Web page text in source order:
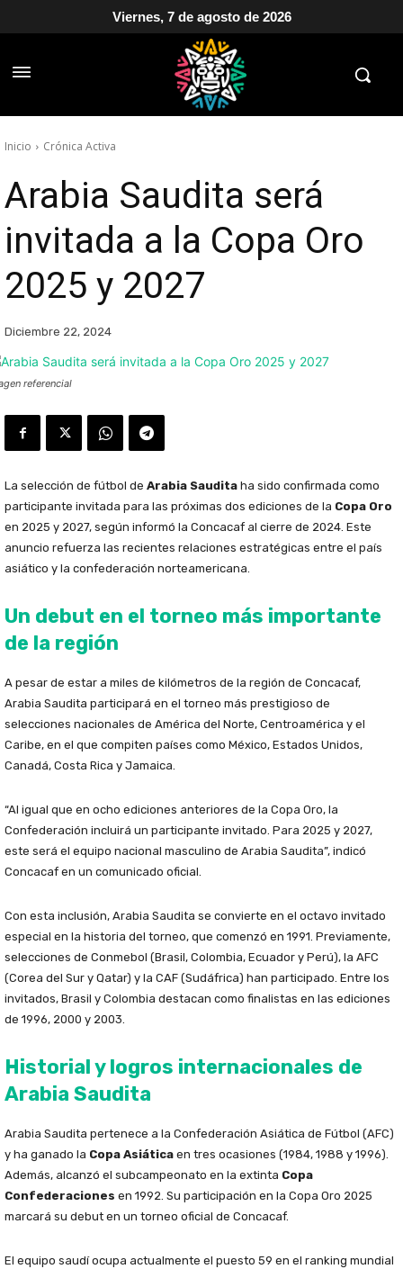
Viernes, 7 de agosto de 2026
Inicio Crónica Activa
Arabia Saudita será
invitada a la Copa Oro
2025 y 2027
Diciembre 22, 2024
referencial
La selección de fútbol de Arabia Saudita ha sido confirmada como
participante invitada para las próximas dos ediciones de la Copa Oro
en 2025 y 2027, según informó la Concacaf al cierre de 2024. Este
anuncio refuerza las recientes relaciones estratégicas entre el país
asiático y la confederación norteamericana.
Un debut en el torneo más importante
de la región
A pesar de estar a miles de kilómetros de la región de Concacaf,
Arabia Saudita participará en el torneo más prestigioso de
selecciones nacionales de América del Norte, Centroamérica y el
Caribe, en el que compiten países como México, Estados Unidos,
Canadá, Costa Rica y Jamaica.
“Al igual que en ocho ediciones anteriores de la Copa Oro, la
Confederación incluirá un participante invitado. Para 2025 y 2027,
este será el equipo nacional masculino de Arabia Saudita”, indicó
Concacaf en un comunicado oficial.
Con esta inclusión, Arabia Saudita se convierte en el octavo invitado
especial en la historia del torneo, que comenzó en 1991. Previamente,
selecciones de Conmebol (Brasil, Colombia, Ecuador y Perú), la AFC
(Corea del Sur y Qatar) y la CAF (Sudáfrica) han participado. Entre los
invitados, Brasil y Colombia destacan como finalistas en las ediciones
de 1996, 2000 y 2003.
Historial y logros internacionales de
Arabia Saudita
Arabia Saudita pertenece a la Confederación Asiática de Fútbol (AFC)
y ha ganado la Copa Asiática en tres ocasiones (1984, 1988 y 1996).
Además, alcanzó el subcampeonato en la extinta Copa
Confederaciones en 1992. Su participación en la Copa Oro 2025
marcará su debut en un torneo oficial de Concacaf.
El equipo saudí ocupa actualmente el puesto 59 en el ranking mundial